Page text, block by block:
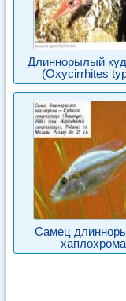
Длиннорылый
(Oxycirrhites
Самец
хаплохрома